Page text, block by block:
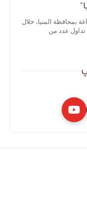
بمحافظة المنيا، خلال
تداول عدد من